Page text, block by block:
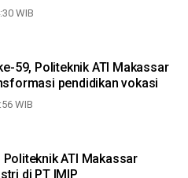
WIB
59, Politeknik ATI Makassar
pendidikan vokasi
WIB
Politeknik ATI Makassar
di PT IMIP